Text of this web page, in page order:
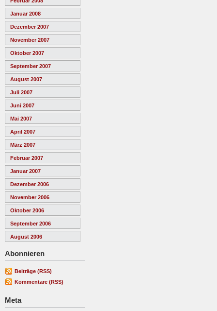
Januar 2008
Dezember 2007
November 2007
Oktober 2007
September 2007
August 2007
Juli 2007
Juni 2007
Mai 2007
April 2007
März 2007
Februar 2007
Januar 2007
Dezember 2006
November 2006
Oktober 2006
September 2006
August 2006
Abonnieren
Beiträge (RSS)
Kommentare (RSS)
Meta